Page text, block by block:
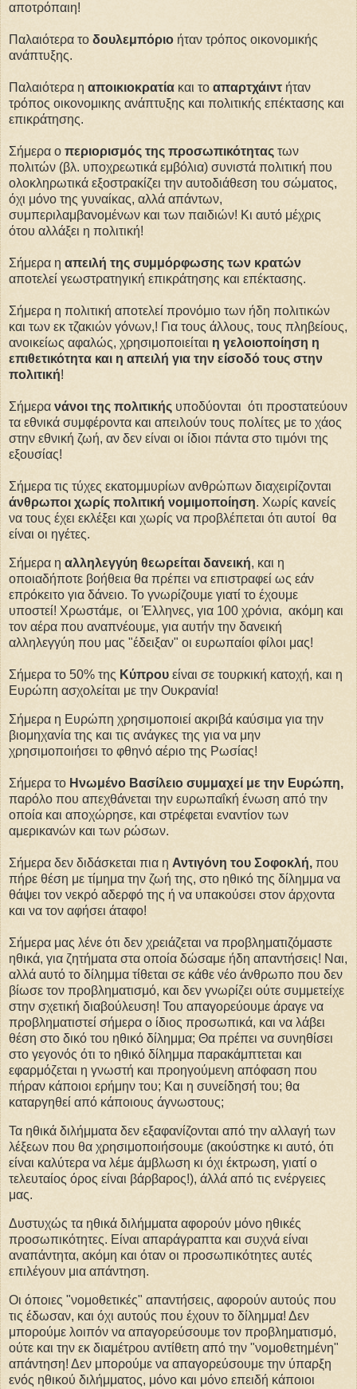
αποτρόπαιη!
Παλαιότερα το δουλεμπόριο ήταν τρόπος οικονομικής
ανάπτυξης.
Παλαιότερα η αποικιοκρατία και το απαρτχάιντ ήταν
τρόπος οικονομικης ανάπτυξης και πολιτικής επέκτασης και
επικράτησης.
Σήμερα ο περιορισμός της προσωπικότητας των
πολιτών (βλ. υποχρεωτικά εμβόλια) συνιστά πολιτική που
ολοκληρωτικά εξοστρακίζει την αυτοδιάθεση του σώματος,
όχι μόνο της γυναίκας, αλλά απάντων,
συμπεριλαμβανομένων και των παιδιών! Κι αυτό μέχρις
ότου αλλάξει η πολιτική!
Σήμερα η απειλή της συμμόρφωσης των κρατών
αποτελεί γεωστρατηγική επικράτησης και επέκτασης.
Σήμερα η πολιτική αποτελεί προνόμιο των ήδη πολιτικών
και των εκ τζακιών γόνων,! Για τους άλλους, τους πληβείους,
ανοικείως αφαλώς, χρησιμοποιείται η γελοιοποίηση η
επιθετικότητα και η απειλή για την είσοδό τους στην
πολιτική!
Σήμερα νάνοι της πολιτικής υποδύονται ότι προστατεύουν
τα εθνικά συμφέροντα και απειλούν τους πολίτες με το χάος
στην εθνική ζωή, αν δεν είναι οι ίδιοι πάντα στο τιμόνι της
εξουσίας!
Σήμερα τις τύχες εκατομμυρίων ανθρώπων διαχειρίζονται
άνθρωποι χωρίς πολιτική νομιμοποίηση. Χωρίς κανείς
να τους έχει εκλέξει και χωρίς να προβλέπεται ότι αυτοί θα
είναι οι ηγέτες.
Σήμερα η αλληλεγγύη θεωρείται δανεική, και η
οποιαδήποτε βοήθεια θα πρέπει να επιστραφεί ως εάν
επρόκειτο για δάνειο. Το γνωρίζουμε γιατί το έχουμε
υποστεί! Χρωστάμε, οι Έλληνες, για 100 χρόνια, ακόμη και
τον αέρα που αναπνέουμε, για αυτήν την δανεική
αλληλεγγύη που μας "έδειξαν" οι ευρωπαίοι φίλοι μας!
Σήμερα το 50% της Κύπρου είναι σε τουρκική κατοχή, και η
Ευρώπη ασχολείται με την Ουκρανία!
Σήμερα η Ευρώπη χρησιμοποιεί ακριβά καύσιμα για την
βιομηχανία της και τις ανάγκες της για να μην
χρησιμοποιήσει το φθηνό αέριο της Ρωσίας!
Σήμερα το Ηνωμένο Βασίλειο συμμαχεί με την Ευρώπη,
παρόλο που απεχθάνεται την ευρωπαΐκή ένωση από την
οποία και αποχώρησε, και στρέφεται εναντίον των
αμερικανών και των ρώσων.
Σήμερα δεν διδάσκεται πια η Αντιγόνη του Σοφοκλή, που
πήρε θέση με τίμημα την ζωή της, στο ηθικό της δίλημμα να
θάψει τον νεκρό αδερφό της ή να υπακούσει στον άρχοντα
και να τον αφήσει άταφο!
Σήμερα μας λένε ότι δεν χρειάζεται να προβληματιζόμαστε
ηθικά, για ζητήματα στα οποία δώσαμε ήδη απαντήσεις! Ναι,
αλλά αυτό το δίλημμα τίθεται σε κάθε νέο άνθρωπο που δεν
βίωσε τον προβληματισμό, και δεν γνωρίζει ούτε συμμετείχε
στην σχετική διαβούλευση! Του απαγορεύουμε άραγε να
προβληματιστεί σήμερα ο ίδιος προσωπικά, και να λάβει
θέση στο δικό του ηθικό δίλημμα; Θα πρέπει να συνηθίσει
στο γεγονός ότι το ηθικό δίλημμα παρακάμπτεται και
εφαρμόζεται η γνωστή και προηγούμενη απόφαση που
πήραν κάποιοι ερήμην του; Και η συνείδησή του; θα
καταργηθεί από κάποιους άγνωστους;
Τα ηθικά διλήμματα δεν εξαφανίζονται από την αλλαγή των
λέξεων που θα χρησιμοποιήσουμε (ακούστηκε κι αυτό, ότι
είναι καλύτερα να λέμε άμβλωση κι όχι έκτρωση, γιατί ο
τελευταίος όρος είναι βάρβαρος!), άλλά από τις ενέργειες
μας.
Δυστυχώς τα ηθικά διλήμματα αφορούν μόνο ηθικές
προσωπικότητες. Είναι απαράγραπτα και συχνά είναι
αναπάντητα, ακόμη και όταν οι προσωπικότητες αυτές
επιλέγουν μια απάντηση.
Οι όποιες "νομοθετικές" απαντήσεις, αφορούν αυτούς που
τις έδωσαν, και όχι αυτούς που έχουν το δίλημμα! Δεν
μπορούμε λοιπόν να απαγορεύσουμε τον προβληματισμό,
ούτε και την εκ διαμέτρου αντίθετη από την "νομοθετημένη"
απάντηση! Δεν μπορούμε να απαγορεύσουμε την ύπαρξη
ενός ηθικού διλήμματος, μόνο και μόνο επειδή κάποιοι